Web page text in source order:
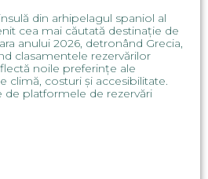
din arhipelagul spaniol al
cea mai căutată destinație de
anului 2026, detronând Grecia,
clasamentele rezervărilor
noile preferințe ale
climă, costuri și accesibilitate.
de platformele de rezervări